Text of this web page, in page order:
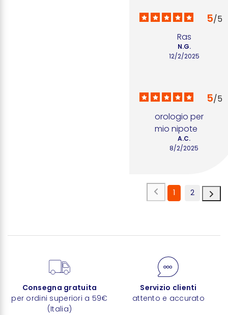
5/5
Ras
12/2/2025
N.G.
5/5
orologio per
mio nipote
8/2/2025
A.C.
1 2
Consegna gratuita
per ordini superiori a 59€
(Italia)
Servizio clienti
attento e accurato